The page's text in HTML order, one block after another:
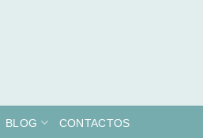
BLOG CONTACTOS